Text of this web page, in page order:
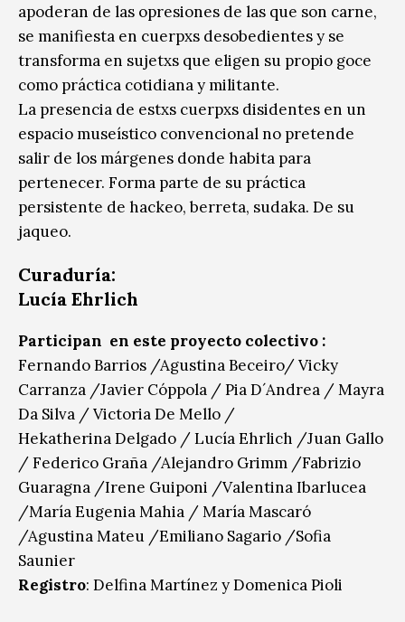
apoderan de las opresiones de las que son carne,
se manifiesta en cuerpxs desobedientes y se
transforma en sujetxs que eligen su propio goce
como práctica cotidiana y militante.
La presencia de estxs cuerpxs disidentes en un
espacio museístico convencional no pretende
salir de los márgenes donde habita para
pertenecer. Forma parte de su práctica
persistente de hackeo, berreta, sudaka. De su
jaqueo.
Curaduría:
Lucía Ehrlich
Participan en este proyecto colectivo :
Fernando Barrios /Agustina Beceiro/ Vicky
Carranza /Javier Cóppola / Pia D´Andrea / Mayra
Da Silva / Victoria De Mello /
Hekatherina Delgado / Lucía Ehrlich /Juan Gallo
/ Federico Graña /Alejandro Grimm /Fabrizio
Guaragna /Irene Guiponi /Valentina Ibarlucea
/María Eugenia Mahia / María Mascaró
/Agustina Mateu /Emiliano Sagario /Sofia
Saunier
Registro: Delfina Martínez y Domenica Pioli